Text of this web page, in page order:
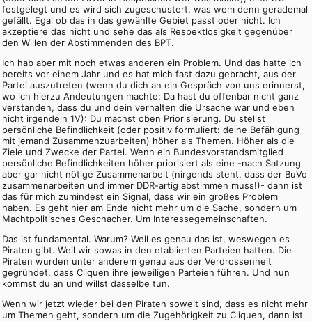
festgelegt und es wird sich zugeschustert, was wem denn gerademal
gefällt. Egal ob das in das gewählte Gebiet passt oder nicht. Ich
akzeptiere das nicht und sehe das als Respektlosigkeit gegenüber
den Willen der Abstimmenden des BPT.
Ich hab aber mit noch etwas anderen ein Problem. Und das hatte ich
bereits vor einem Jahr und es hat mich fast dazu gebracht, aus der
Partei auszutreten (wenn du dich an ein Gespräch von uns erinnerst,
wo ich hierzu Andeutungen machte; Da hast du offenbar nicht ganz
verstanden, dass du und dein verhalten die Ursache war und eben
nicht irgendein 1V): Du machst oben Priorisierung. Du stellst
persönliche Befindlichkeit (oder positiv formuliert: deine Befähigung
mit jemand Zusammenzuarbeiten) höher als Themen. Höher als die
Ziele und Zwecke der Partei. Wenn ein Bundesvorstandsmitglied
persönliche Befindlichkeiten höher priorisiert als eine -nach Satzung
aber gar nicht nötige Zusammenarbeit (nirgends steht, dass der BuVo
zusammenarbeiten und immer DDR-artig abstimmen muss!)- dann ist
das für mich zumindest ein Signal, dass wir ein großes Problem
haben. Es geht hier am Ende nicht mehr um die Sache, sondern um
Machtpolitisches Geschacher. Um Interessegemeinschaften.
Das ist fundamental. Warum? Weil es genau das ist, weswegen es
Piraten gibt. Weil wir sowas in den etablierten Parteien hatten. Die
Piraten wurden unter anderem genau aus der Verdrossenheit
gegründet, dass Cliquen ihre jeweiligen Parteien führen. Und nun
kommst du an und willst dasselbe tun.
Wenn wir jetzt wieder bei den Piraten soweit sind, dass es nicht mehr
um Themen geht, sondern um die Zugehörigkeit zu Cliquen, dann ist